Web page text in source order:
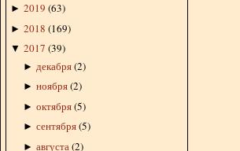
► 2019 (63)
► 2018 (169)
▼ 2017 (39)
► декабря(2)
► ноября(2)
► октября(5)
► сентября(5)
► августа (2)